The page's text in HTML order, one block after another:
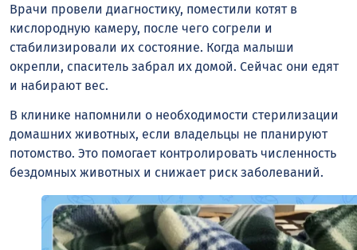
Врачи провели диагностику, поместили котят в
кислородную камеру, после чего согрели и
стабилизировали их состояние. Когда малыши
окрепли, спаситель забрал их домой. Сейчас они едят
и набирают вес.
В клинике напомнили о необходимости стерилизации
домашних животных, если владельцы не планируют
потомство. Это помогает контролировать численность
бездомных животных и снижает риск заболеваний.